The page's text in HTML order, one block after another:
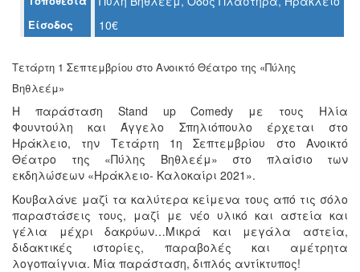
ΤΟΠΟΣ
ΜΑΣ
ΔΗΜΟΣ
ΠΟΛΙΤΙΣΜΟΣ
ΑΝΘΕΚΤΙΚΗ
ΠΟΛΗ
Είσοδος 10€
Τετάρτη 1 Σεπτεμβρίου στο Ανοικτό Θέατρο της «Πύλης
Βηθλεέμ»
Η παράσταση Stand up Comedy με τους Ηλία
Φουντούλη και Άγγελο Σπηλιόπουλο έρχεται στο
Ηράκλειο, την Τετάρτη 1η Σεπτεμβρίου στο Ανοικτό
Θέατρο της «Πύλης Βηθλεέμ» στο πλαίσιο των
εκδηλώσεων «Ηράκλειο- Καλοκαίρι 2021».
Κουβαλάνε μαζί τα καλύτερα κείμενα τους από τις σόλο
παραστάσεις τους, μαζί με νέο υλικό και αστεία και
γέλια μέχρι δακρύων…Μικρά και μεγάλα αστεία,
διδακτικές ιστορίες, παραβολές και αμέτρητα
λογοπαίγνια. Μία παράσταση, διπλός αντίκτυπος!